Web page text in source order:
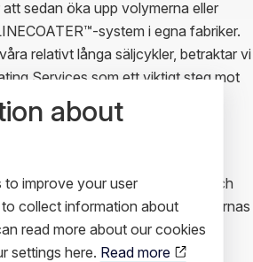
sedan öka upp volymerna eller
system i egna fabriker.
relativt långa säljcykler, betraktar vi
Services som ett viktigt steg mot
har nu varit i full drift sedan i
på hur Coating Services och
varandra och möter kundernas
till omsättning är Kina vår enskilt
och stod för 27 procent av
about
to improve your user
collect information about
read more about our cookies
settings here. Read more